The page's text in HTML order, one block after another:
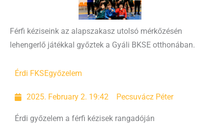
Férfi kéziseink az alapszakasz utolsó mérkőzésén
lehengerlő játékkal győztek a Gyáli BKSE otthonában.
Érdi FKSEgyőzelem
2025. February 2. 19:42 Pecsuvácz Péter
Érdi győzelem a férfi kézisek rangadóján